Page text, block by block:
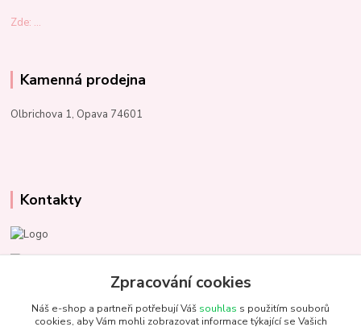
Zde: ...
Kamenná prodejna
Olbrichova 1, Opava 74601
Kontakty
Marcela Kupková
+420 731 153 484
info@unezbednychklubicek.cz
Zpracování cookies
Náš e-shop a partneři potřebují Váš souhlas s použitím souborů
cookies, aby Vám mohli zobrazovat informace týkající se Vašich